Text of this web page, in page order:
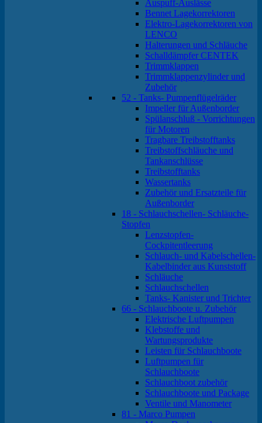
Auspuff-Auslässe
Bennet Lagekorrektoren
Elektro-Lagekorrektoren von
LENCO
Halterungen und Schläuche
Schalldämpfer CENTEK
Trimmklappen
Trimmklappenzylinder und
Zubehör
52 - Tanks- Pumpenflügelräder
Impeller für Außenborder
Spülanschluß - Vorrichtungen
für Motoren
Tragbare Treibstofftanks
Treibstoffschläuche und
Tankanschlüsse
Treibstofftanks
Wassertanks
Zubehör und Ersatzteile für
Außenborder
18 - Schlauchschellen- Schläuche-
Stopfen
Lenzstopfen-
Cockpitentleerung
Schlauch- und Kabelschellen-
Kabelbinder aus Kunststoff
Schläuche
Schlauchschellen
Tanks- Kanister und Trichter
66 - Schlauchboote u. Zubehör
Elektrische Luftpumpen
Klebstoffe und
Wartungsprodukte
Leisten für Schlauchboote
Luftpumpen für
Schlauchboote
Schlauchboot zubehör
Schlauchboote und Package
Ventile und Manometer
81 - Marco Pumpen